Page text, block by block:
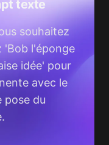
texte
souhaitez
'Bob l'éponge
idée' pour
avec le
pose du